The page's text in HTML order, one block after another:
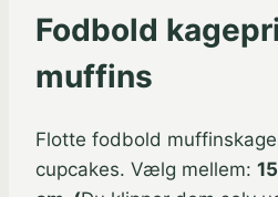
Fodbold
muffins
Flotte fodbold
cupcakes. Vælg mellem: